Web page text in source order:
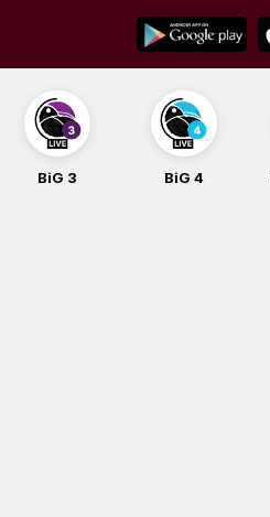
content
BiG 3 BiG 4